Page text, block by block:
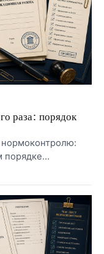
раза: порядок
порядке
чаще всего
файл перед